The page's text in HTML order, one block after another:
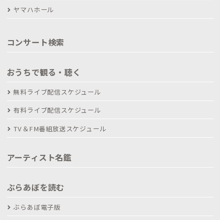
ヤマハホール
コンサート検索
おうちで観る・聴く
無料ライブ配信スケジュール
有料ライブ配信スケジュール
TV＆FM番組放送スケジュール
アーティスト名鑑
ぶらあぼを読む
ぶらあぼ電子版